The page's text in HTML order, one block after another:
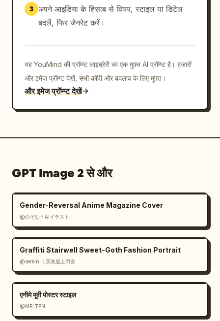
3 अपने आइडिया के हिसाब से विषय, स्टाइल या डिटेल
बदलें, फिर जेनरेट करें।
यह YouMind की प्रॉम्प्ट लाइब्रेरी का एक मुफ़्त AI प्रॉम्प्ट है। हज़ारों
और इमेज प्रॉम्प्ट देखें, सभी कॉपी और बदलाव के लिए मुफ़्त।
और इमेज प्रॉम्प्ट देखें
GPT Image 2 से और
Gender-Reversal Anime Magazine Cover
@のぞむ＊AIイラスト
Graffiti Stairwell Sweet-Goth Fashion Portrait
@serein ｜买美股上币安
एनीमे मूवी पोस्टर स्टाइल
@MELTEN